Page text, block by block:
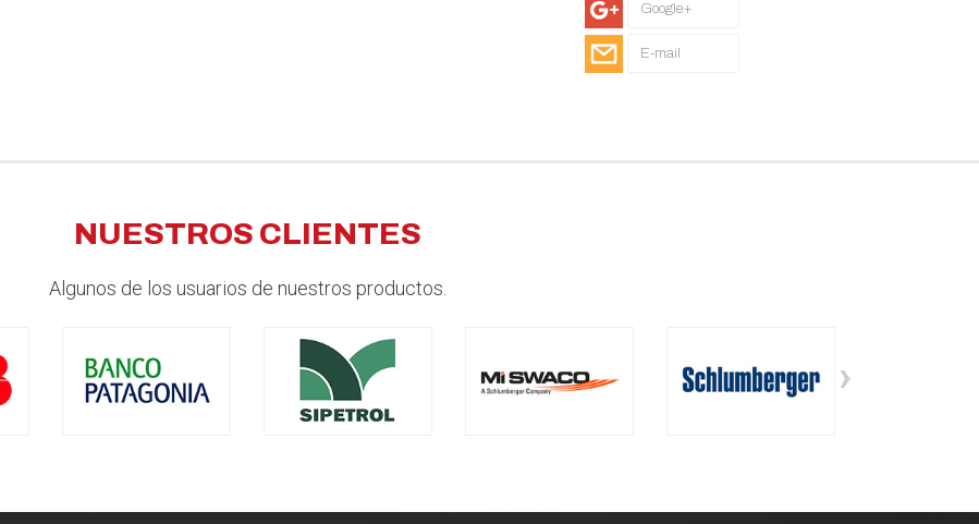
Google+
E-mail
NUESTROS CLIENTES
Algunos de los usuarios de nuestros productos.
›